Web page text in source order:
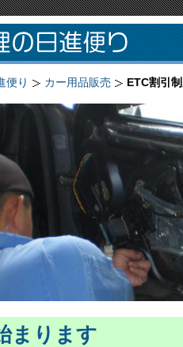
便り カー用品販売 ETC割引
まります